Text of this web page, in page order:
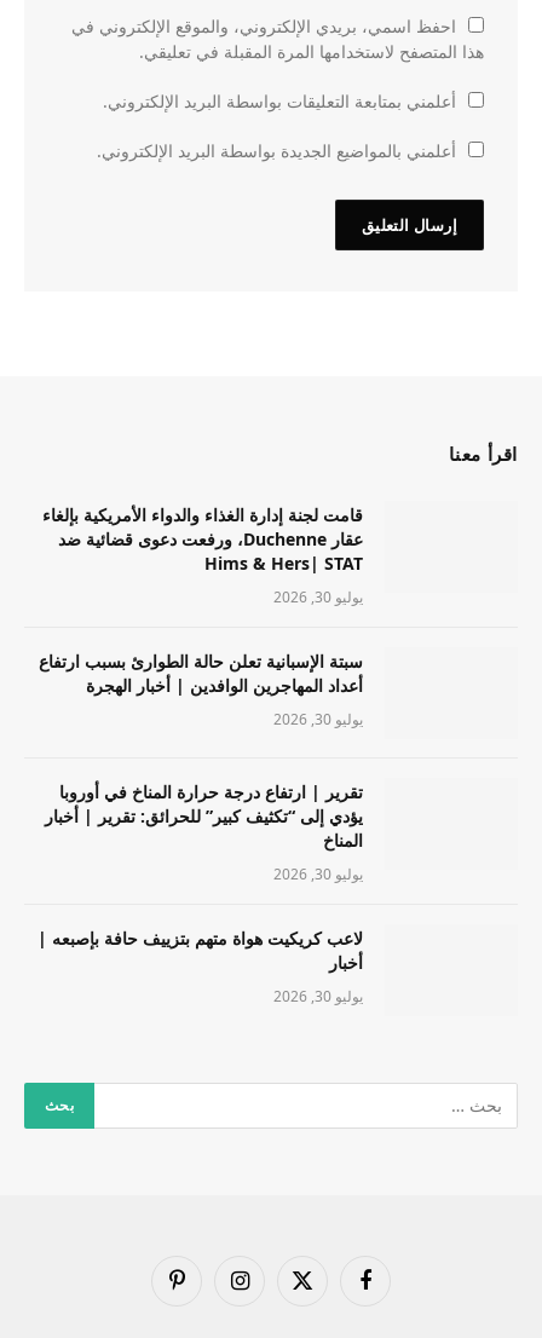
احفظ اسمي، بريدي الإلكتروني، والموقع الإلكتروني في
هذا المتصفح لاستخدامها المرة المقبلة في تعليقي.
أعلمني بمتابعة التعليقات بواسطة البريد الإلكتروني.
أعلمني بالمواضيع الجديدة بواسطة البريد الإلكتروني.
اقرأ معنا
قامت لجنة إدارة الغذاء والدواء الأمريكية بإلغاء
عقار Duchenne، ورفعت دعوى قضائية ضد
Hims & Hers| STAT
يوليو 30, 2026
سبتة الإسبانية تعلن حالة الطوارئ بسبب ارتفاع
أعداد المهاجرين الوافدين | أخبار الهجرة
يوليو 30, 2026
تقرير | ارتفاع درجة حرارة المناخ في أوروبا
يؤدي إلى “تكثيف كبير” للحرائق: تقرير | أخبار
المناخ
يوليو 30, 2026
لاعب كريكيت هواة متهم بتزييف حافة بإصبعه |
أخبار
يوليو 30, 2026
فيسبوك
X
الانستغرامبينتيريست